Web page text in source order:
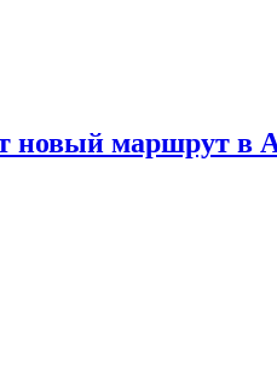
новый маршрут в